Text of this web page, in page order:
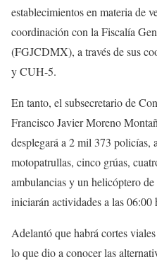
establecimientos en materia de
coordinación con la Fiscalía
(FGJCDMX), a través de sus
y CUH-5.
En tanto, el subsecretario de
Francisco Javier Moreno
desplegará a 2 mil 373 policías,
motopatrullas, cinco grúas,
ambulancias y un helicóptero
iniciarán actividades a las 06:00
Adelantó que habrá cortes
lo que dio a conocer las